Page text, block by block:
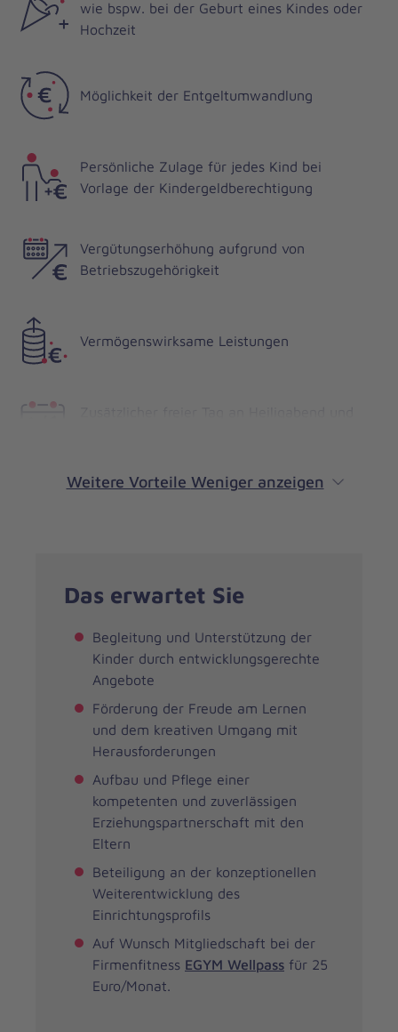
wie bspw. bei der Geburt eines Kindes oder
Hochzeit
Möglichkeit der Entgeltumwandlung
Persönliche Zulage für jedes Kind bei
Vorlage der Kindergeldberechtigung
Vergütungserhöhung aufgrund von
Betriebszugehörigkeit
Vermögenswirksame Leistungen
Weitere Vorteile Weniger anzeigen
Das erwartet Sie
Begleitung und Unterstützung der
Kinder durch entwicklungsgerechte
Angebote
Förderung der Freude am Lernen
und dem kreativen Umgang mit
Herausforderungen
Aufbau und Pflege einer
kompetenten und zuverlässigen
Erziehungspartnerschaft mit den
Eltern
Beteiligung an der konzeptionellen
Weiterentwicklung des
Einrichtungsprofils
Auf Wunsch Mitgliedschaft bei der
Firmenfitness EGYM Wellpass für 25
Euro/Monat.